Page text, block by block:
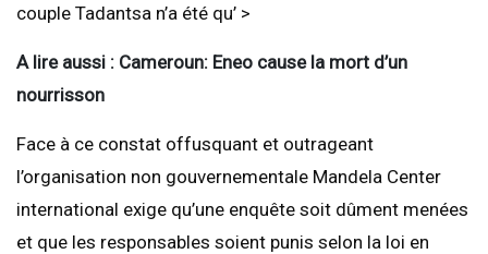
couple Tadantsa n’a été qu’ >
A lire aussi : Cameroun: Eneo cause la mort d’un
nourrisson
Face à ce constat offusquant et outrageant
l’organisation non gouvernementale Mandela Center
international exige qu’une enquête soit dûment menées
et que les responsables soient punis selon la loi en